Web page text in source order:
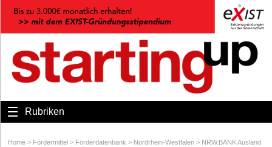
Rubriken
Home > Fördermittel > Förderdatenbank > Nordrhein-Westfalen > NRW.BANK Ausland